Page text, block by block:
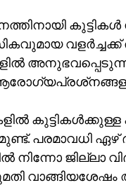
കുട്ടികള്‍
പരമാവധി ഏഴ്
നിന്നോ ജില്ലാ
വാങ്ങിയശേഷം